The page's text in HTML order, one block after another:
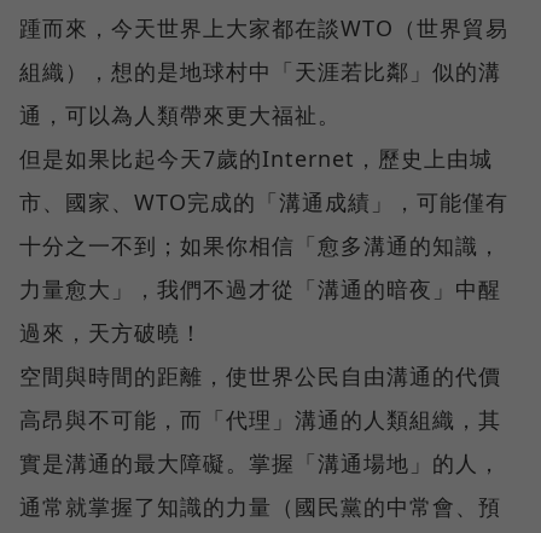
踵而來，今天世界上大家都在談WTO（世界貿易
組織），想的是地球村中「天涯若比鄰」似的溝
通，可以為人類帶來更大福祉。
但是如果比起今天7歲的Internet，歷史上由城
市、國家、WTO完成的「溝通成績」，可能僅有
十分之一不到；如果你相信「愈多溝通的知識，
力量愈大」，我們不過才從「溝通的暗夜」中醒
過來，天方破曉！
空間與時間的距離，使世界公民自由溝通的代價
高昂與不可能，而「代理」溝通的人類組織，其
實是溝通的最大障礙。掌握「溝通場地」的人，
通常就掌握了知識的力量（國民黨的中常會、預